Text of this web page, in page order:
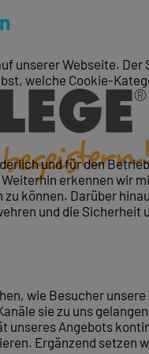
unserer Webseite.
welche Cookie-
und für den
erkennen wir
können. Darüber
und die Sicherheit
wie Besucher
sie zu uns
Angebots
Ergänzend